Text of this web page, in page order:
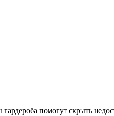
помогут скрыть